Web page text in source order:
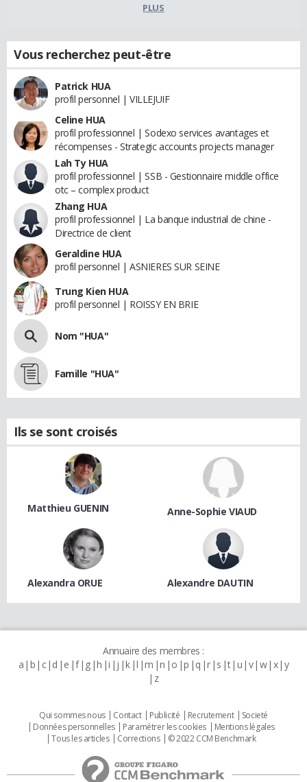
PLUS
Vous recherchez peut-être
Patrick HUA
profil personnel | VILLEJUIF
Celine HUA
profil professionnel | Sodexo services avantages et
récompenses - Strategic accounts projects manager
Lah Ty HUA
profil professionnel | SSB - Gestionnaire middle office
otc – complex product
Zhang HUA
profil professionnel | La banque industrial de chine -
Directrice de client
Geraldine HUA
profil personnel | ASNIERES SUR SEINE
Trung Kien HUA
profil personnel | ROISSY EN BRIE
Nom "HUA"
Famille "HUA"
Ils se sont croisés
Matthieu GUENIN Anne-Sophie VIAUD
Alexandra ORUE Alexandre DAUTIN
Annuaire des membres :
a b c d e f g h i j k l m n o p q r s t u v w x y
z
Qui sommes nous Contact Publicité Recrutement
Societé
Données personnelles
Paramétrer les cookies
Mentions légales
Tous les articles
Corrections © 2022 CCM Benchmark